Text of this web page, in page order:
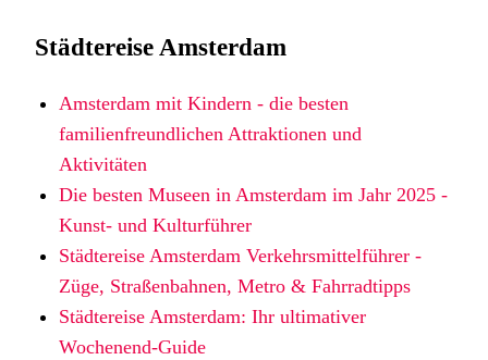
Städtereise Amsterdam
Amsterdam mit Kindern - die besten
familienfreundlichen Attraktionen und
Aktivitäten
Die besten Museen in Amsterdam im Jahr 2025 -
Kunst- und Kulturführer
Städtereise Amsterdam Verkehrsmittelführer -
Züge, Straßenbahnen, Metro & Fahrradtipps
Städtereise Amsterdam: Ihr ultimativer
Wochenend-Guide